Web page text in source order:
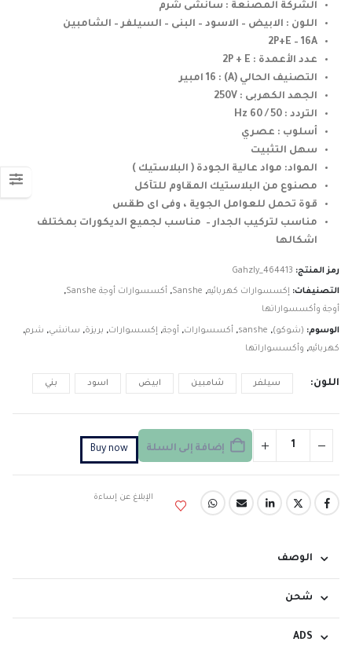
الشركة المصنعة : سانشى شرم
اللون : الابيض – الاسود – البنى – السيلفر – الشامبين
2P+E – 16A
عدد الأعمدة : 2P + E
التصنيف الحالي (A) : 16 امبير
الجهد الكهربى : 250V
التردد : 50 / 60 Hz
أسلوب : عصري
سهل التثبيت
المواد: مواد عالية الجودة ( البلاستيك )
مصنوع من البلاستيك المقاوم للتآكل
قوة تحمل للعوامل الجوية ، وفى اى طقس
مناسب لتركيب الجدار – مناسب لجميع الديكورات بمختلف
اشكالها
رمز المنتج: Gahzly_464413
التصنيفات: إكسسوارات كهربائيه,
Sanshe
, أكسسوارات أوجة Sanshe
,
أوجة وأكسسواراتها
الوسوم: (شوكو),
sanshe
, أكسسوارات, أوجة, إكسسوارات, بريزة, سانشي, شرم,
كهربائيه, وأكسسواراتها
اللون سيلفر شامبين ابيض اسود بني
إضافة إلى السلة Buy now
الإبلاغ عن إساءة
الوصف
شحن
ADS